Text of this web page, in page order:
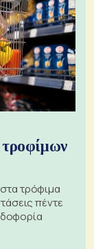
τρόφιμα
πέντε